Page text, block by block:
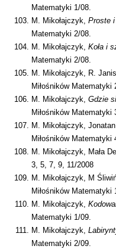
Matematyki 1/08.
M. Mikołajczyk, Proste i
Matematyki 2/08.
M. Mikołajczyk, Koła i
Matematyki 2/08.
M. Mikołajczyk, R.
Miłośników Matematyki
M. Mikołajczyk, Gdzie
Miłośników Matematyki
M. Mikołajczyk,
Miłośników Matematyki
M. Mikołajczyk, Mała
3, 5, 7, 9, 11/2008
M. Mikołajczyk, M
Miłośników Matematyki
M. Mikołajczyk,
Matematyki 1/09.
M. Mikołajczyk,
Matematyki 2/09.